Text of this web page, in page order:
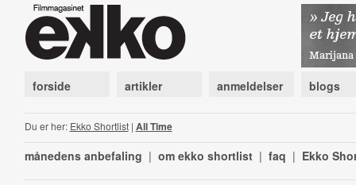
forside artikler anmeldelser blogs
Du er her: Ekko Shortlist| All Time
månedens anbefaling | om ekko shortlist | faq | Ekko